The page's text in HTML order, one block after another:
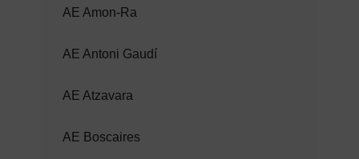
S Segrià
AE Amon-Ra
AE Antoni Gaudí
AE Atzavara
AE Boscaires